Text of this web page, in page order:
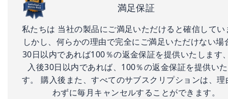
満足保証
私たちは 当社の製品にご満足いただけると確信してい
しかし、何らかの理由で完全にご満足いただけない場
30日以内であれば100％の返金保証を提供いたします
入後30日以内であれば、100％の返金保証を提供い
す。 購入後また、すべてのサブスクリプションは、理
わずに毎月キャンセルすることができます。